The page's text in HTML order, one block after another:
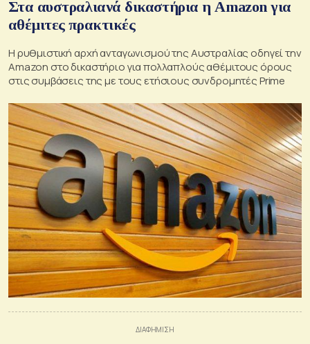
Στα αυστραλιανά δικαστήρια η Amazon για
αθέμιτες πρακτικές
Η ρυθμιστική αρχή ανταγωνισμού της Αυστραλίας οδηγεί την
Amazon στο δικαστήριο για πολλαπλούς αθέμιτους όρους
στις συμβάσεις της με τους ετήσιους συνδρομητές Prime